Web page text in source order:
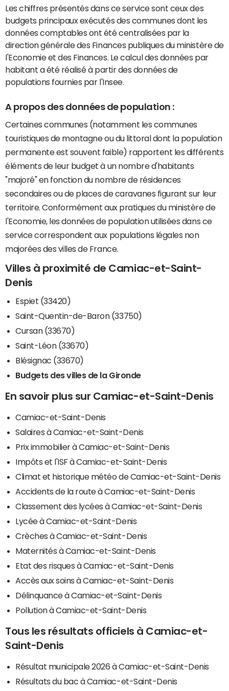
Les chiffres présentés dans ce service sont ceux des
budgets principaux exécutés des communes dont les
données comptables ont été centralisées par la
direction générale des Finances publiques du ministère de
l'Economie et des Finances. Le calcul des données par
habitant a été réalisé à partir des données de
populations fournies par l'Insee.
A propos des données de population :
Certaines communes (notamment les communes
touristiques de montagne ou du littoral dont la population
permanente est souvent faible) rapportent les différents
éléments de leur budget à un nombre d'habitants
"majoré" en fonction du nombre de résidences
secondaires ou de places de caravanes figurant sur leur
territoire. Conformément aux pratiques du ministère de
l'Economie, les données de population utilisées dans ce
service correspondent aux populations légales non
majorées des villes de France.
Villes à proximité de Camiac-et-Saint-
Denis
Espiet (33420)
Saint-Quentin-de-Baron (33750)
Cursan (33670)
Saint-Léon (33670)
Blésignac (33670)
Budgets des villes de la Gironde
En savoir plus sur Camiac-et-Saint-Denis
Camiac-et-Saint-Denis
Salaires à Camiac-et-Saint-Denis
Prix immobilier à Camiac-et-Saint-Denis
Impôts et l'ISF à Camiac-et-Saint-Denis
Climat et historique météo de Camiac-et-Saint-Denis
Accidents de la route à Camiac-et-Saint-Denis
Classement des lycées à Camiac-et-Saint-Denis
Lycée à Camiac-et-Saint-Denis
Crèches à Camiac-et-Saint-Denis
Maternités à Camiac-et-Saint-Denis
Etat des risques à Camiac-et-Saint-Denis
Accès aux soins à Camiac-et-Saint-Denis
Délinquance à Camiac-et-Saint-Denis
Pollution à Camiac-et-Saint-Denis
Tous les résultats officiels à Camiac-et-
Saint-Denis
Résultat municipale 2026 à Camiac-et-Saint-Denis
Résultats du bac à Camiac-et-Saint-Denis